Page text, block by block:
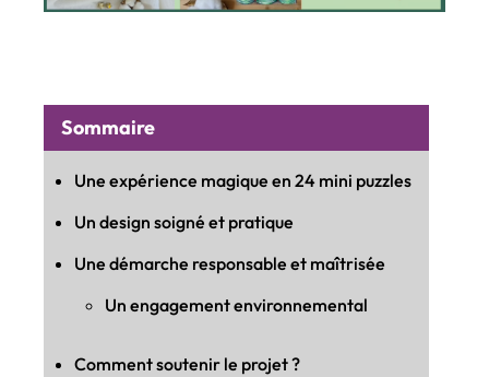
Sommaire
Une expérience magique en 24 mini puzzles
Un design soigné et pratique
Une démarche responsable et maîtrisée
Un engagement environnemental
Comment soutenir le projet ?